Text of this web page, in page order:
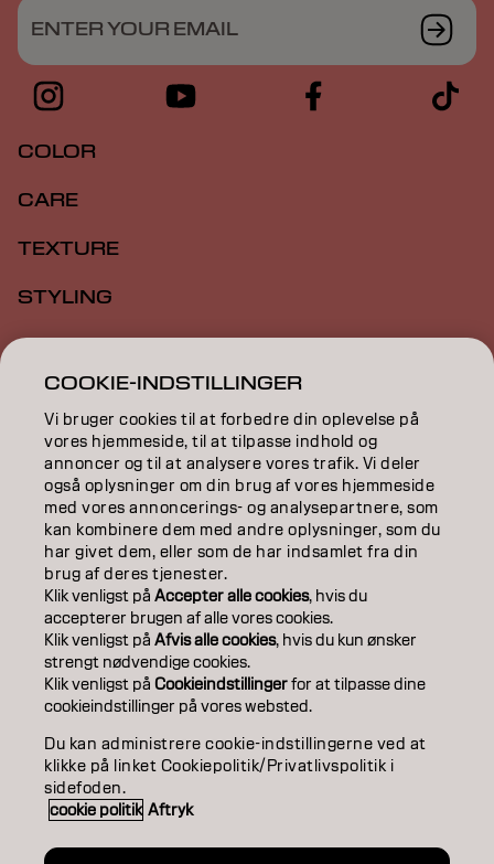
ENTER YOUR EMAIL
COLOR
CARE
TEXTURE
STYLING
INSPIRATION
EDUCATION
ABOUT
SALON FINDER
BECOME A PARTNER
CONTACT US
ImprintPrivacy PolicyCookie Policy
Accessibility
DK | Danish
Goldwell is part of
COOKIE-INDSTILLINGER
Vi bruger cookies til at forbedre din oplevelse på
vores hjemmeside, til at tilpasse indhold og
annoncer og til at analysere vores trafik. Vi deler
også oplysninger om din brug af vores hjemmeside
med vores annoncerings- og analysepartnere, som
kan kombinere dem med andre oplysninger, som du
har givet dem, eller som de har indsamlet fra din
brug af deres tjenester.
Klik venligst påAccepter alle cookies, hvis du
accepterer brugen af ​​alle vores cookies.
Klik venligst påAfvis alle cookies, hvis du kun ønsker
strengt nødvendige cookies.
Klik venligst påCookieindstillingerfor at tilpasse dine
cookieindstillinger på vores websted.
Du kan administrere cookie-indstillingerne ved at
klikke på linket Cookiepolitik/Privatlivspolitik i
sidefoden.
cookie politik Aftryk